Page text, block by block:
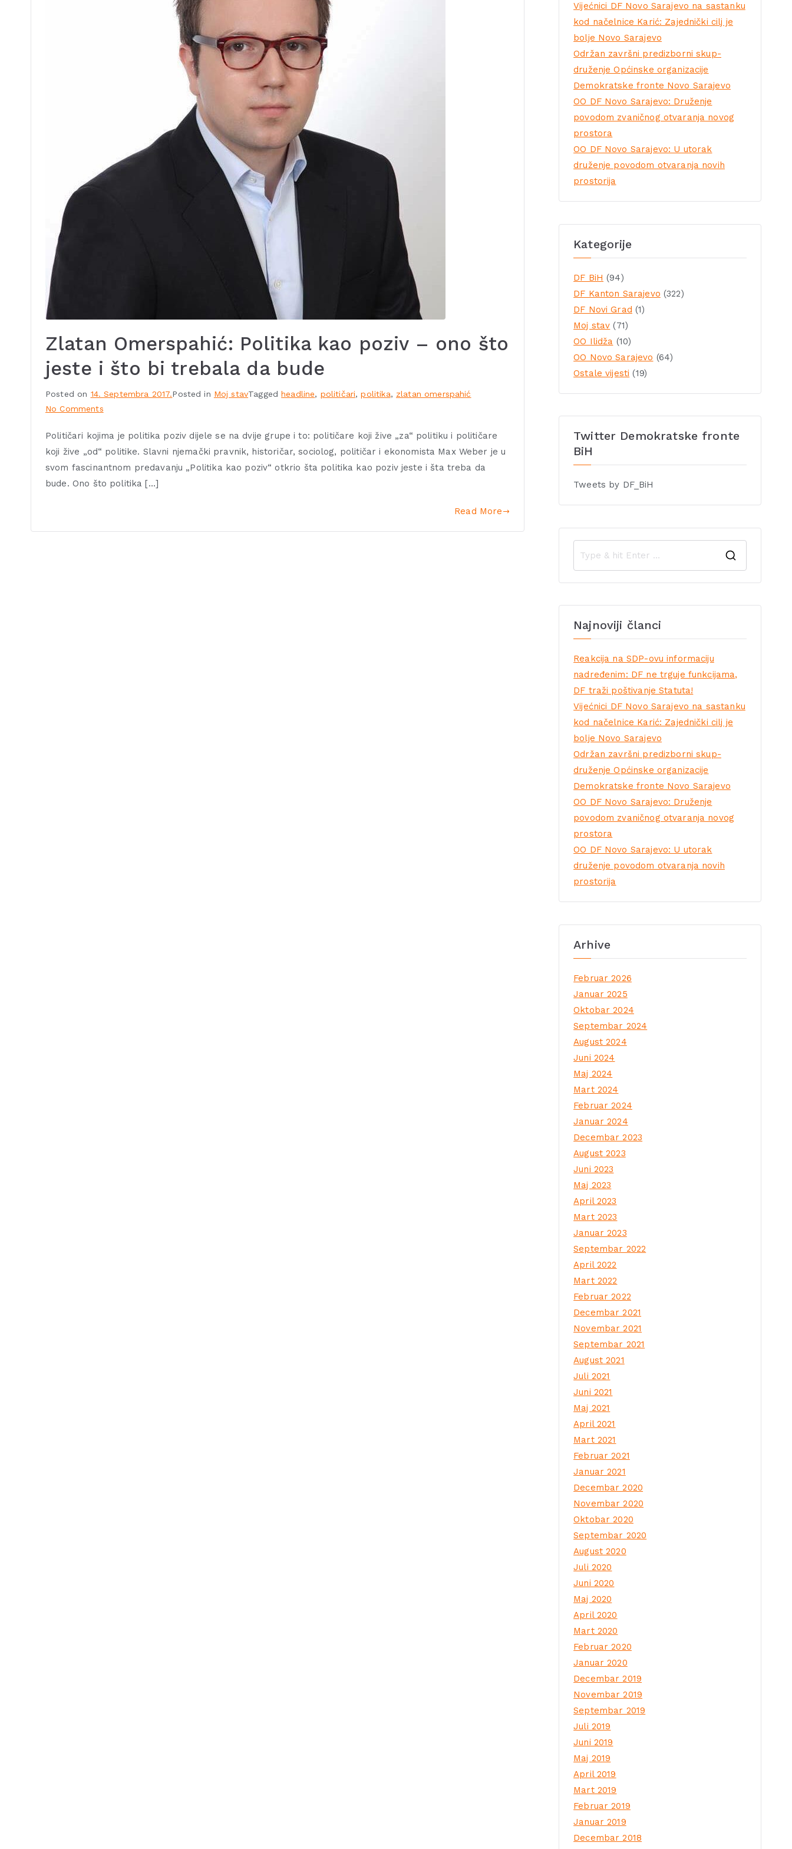
Zlatan Omerspahić: Politika kao poziv – ono što
jeste i što bi trebala da bude
Posted on 14. Septembra 2017.Posted in Moj stavTaggedheadline, političari,politika, zlatan omerspahić
No Comments
Političari kojima je politika poziv dijele se na dvije grupe i to: političare koji žive „za“ politiku i političare
koji žive „od“ politike. Slavni njemački pravnik, historičar, sociolog, političar i ekonomista Max Weber je u
svom fascinantnom predavanju „Politika kao poziv“ otkrio šta politika kao poziv jeste i šta treba da
bude. Ono što politika […]
Read More
Vijećnici DF Novo Sarajevo na sastanku
kod načelnice Karić: Zajednički cilj je
bolje Novo Sarajevo
Održan završni predizborni skup-
druženje Općinske organizacije
Demokratske fronte Novo Sarajevo
OO DF Novo Sarajevo: Druženje
povodom zvaničnog otvaranja novog
prostora
OO DF Novo Sarajevo: U utorak
druženje povodom otvaranja novih
prostorija
Kategorije
DF BiH (94)
DF Kanton Sarajevo (322)
DF Novi Grad (1)
Moj stav (71)
OO Ilidža (10)
OO Novo Sarajevo (64)
Ostale vijesti (19)
Twitter Demokratske fronte
BiH
Tweets by DF_BiH
Najnoviji članci
Reakcija na SDP-ovu informaciju
nadređenim: DF ne trguje funkcijama,
DF traži poštivanje Statuta!
Vijećnici DF Novo Sarajevo na sastanku
kod načelnice Karić: Zajednički cilj je
bolje Novo Sarajevo
Održan završni predizborni skup-
druženje Općinske organizacije
Demokratske fronte Novo Sarajevo
OO DF Novo Sarajevo: Druženje
povodom zvaničnog otvaranja novog
prostora
OO DF Novo Sarajevo: U utorak
druženje povodom otvaranja novih
prostorija
Arhive
Februar 2026
Januar 2025
Oktobar 2024
Septembar 2024
August 2024
Juni 2024
Maj 2024
Mart 2024
Februar 2024
Januar 2024
Decembar 2023
August 2023
Juni 2023
Maj 2023
April 2023
Mart 2023
Januar 2023
Septembar 2022
April 2022
Mart 2022
Februar 2022
Decembar 2021
Novembar 2021
Septembar 2021
August 2021
Juli 2021
Juni 2021
Maj 2021
April 2021
Mart 2021
Februar 2021
Januar 2021
Decembar 2020
Novembar 2020
Oktobar 2020
Septembar 2020
August 2020
Juli 2020
Juni 2020
Maj 2020
April 2020
Mart 2020
Februar 2020
Januar 2020
Decembar 2019
Novembar 2019
Septembar 2019
Juli 2019
Juni 2019
Maj 2019
April 2019
Mart 2019
Februar 2019
Januar 2019
Decembar 2018